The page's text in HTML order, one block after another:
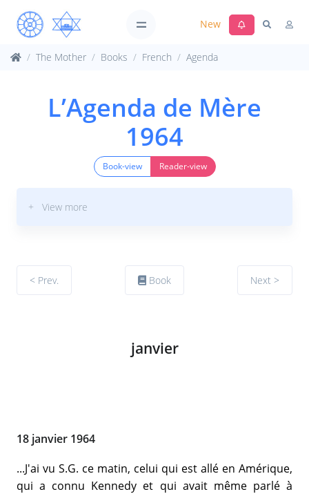
New
The Mother Books French Agenda
L’Agenda de Mère
1964
Book-view Reader-view
+ View more
< Prev. Book Next >
janvier
18 janvier 1964
...J'ai vu S.G. ce matin, celui qui est allé en Amérique,
qui a connu Kennedy et qui avait même parlé à